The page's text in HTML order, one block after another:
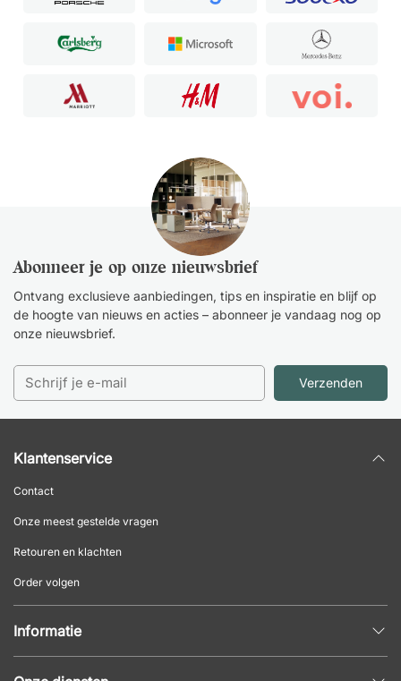
Abonneer je op onze nieuwsbrief
Ontvang exclusieve aanbiedingen, tips en inspiratie en blijf op
de hoogte van nieuws en acties – abonneer je vandaag nog op
onze nieuwsbrief.
Verzenden
Klantenservice
Contact
Onze meest gestelde vragen
Retouren en klachten
Order volgen
Informatie